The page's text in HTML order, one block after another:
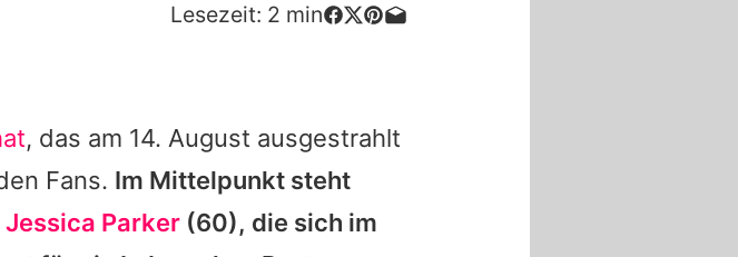
Promiflash
Lesezeit: 2 min
, das am 14. August ausgestrahlt
Fans. Im Mittelpunkt steht
Jessica Parker (60), die sich im